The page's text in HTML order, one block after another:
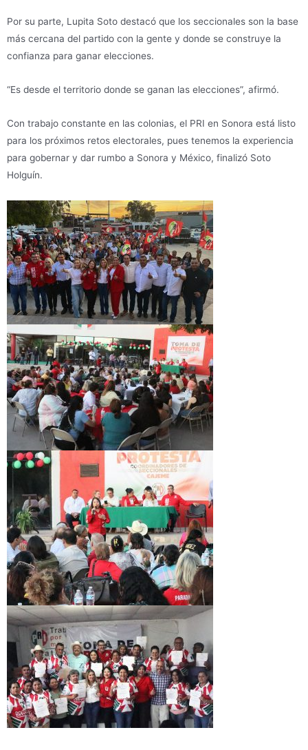
Por su parte, Lupita Soto destacó que los seccionales son la base
más cercana del partido con la gente y donde se construye la
confianza para ganar elecciones.
“Es desde el territorio donde se ganan las elecciones”, afirmó.
Con trabajo constante en las colonias, el PRI en Sonora está listo
para los próximos retos electorales, pues tenemos la experiencia
para gobernar y dar rumbo a Sonora y México, finalizó Soto
Holguín.